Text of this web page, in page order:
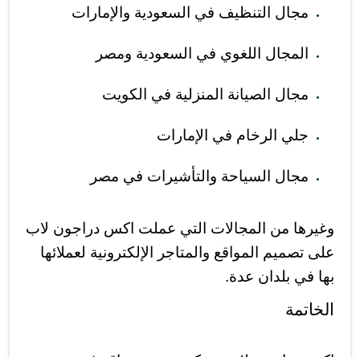
مجال التنظيف في السعودية والإمارات
المجال اللغوي في السعودية ومصر
مجال الصيانة المنزلية في الكويت
جلي الرخام في الإمارات
مجال السياحة والتأشيرات في مصر
وغيرها من المجالات التي عملت اكس دراجون لاب
على تصميم المواقع والمتاجر الإلكترونية لعملائها
بها في بلدان عدة.
الخاتمة